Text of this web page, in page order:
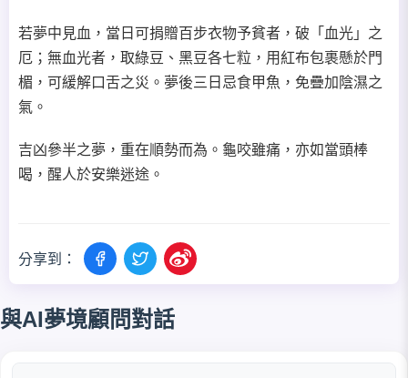
若夢中見血，當日可捐贈百步衣物予貧者，破「血光」之
厄；無血光者，取綠豆、黑豆各七粒，用紅布包裹懸於門
楣，可緩解口舌之災。夢後三日忌食甲魚，免疊加陰濕之
氣。
吉凶參半之夢，重在順勢而為。龜咬雖痛，亦如當頭棒
喝，醒人於安樂迷途。
分享到：
與AI夢境顧問對話